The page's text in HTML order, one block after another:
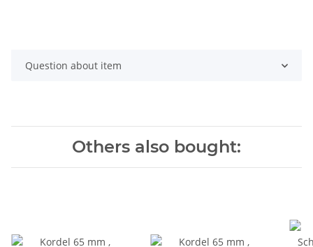
Question about item
Others also bought: